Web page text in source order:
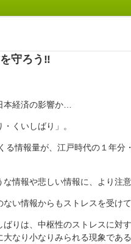
守ろう‼
経済の影響か…
くいしばり」。
る情報量が、江戸時代の１年分
情報や悲しい情報に、より注意
い情報からもストレスを受けて
りは、中枢性のストレスに対
なり小なりみられる現象であ